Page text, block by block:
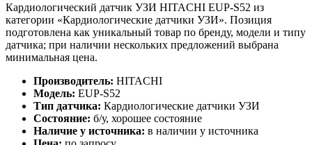
Кардиологический датчик УЗИ HITACHI EUP-S52 из
категории «Кардиологические датчики УЗИ». Позиция
подготовлена как уникальный товар по бренду, модели и типу
датчика; при наличии нескольких предложений выбрана
минимальная цена.
Производитель: HITACHI
Модель: EUP-S52
Тип датчика: Кардиологические датчики УЗИ
Состояние: б/у, хорошее состояние
Наличие у источника: в наличии у источника